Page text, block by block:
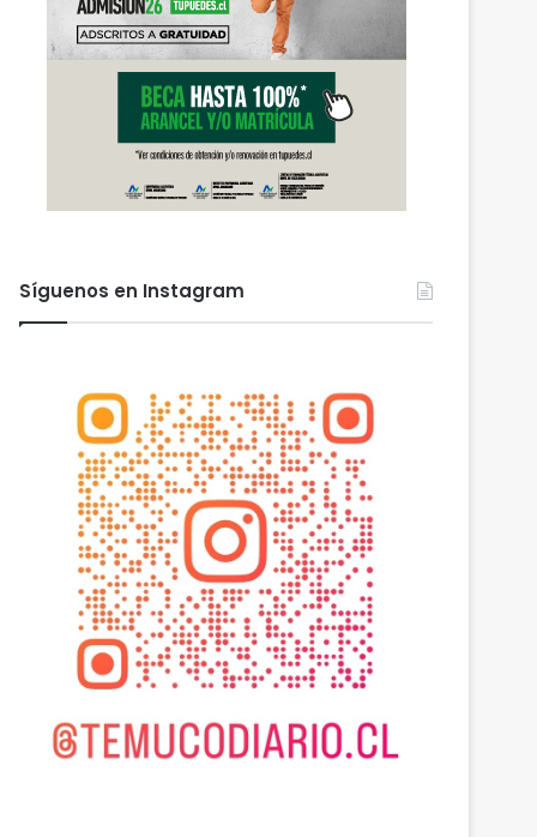
Síguenos en Instagram